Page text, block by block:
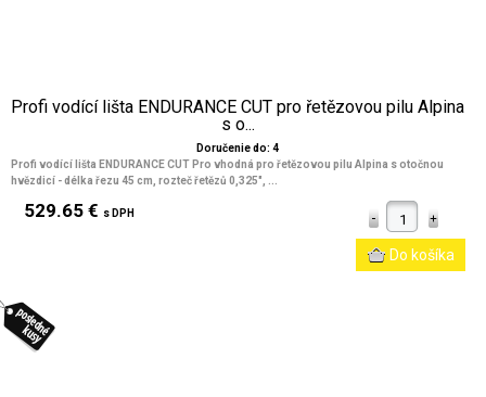
Profi vodící lišta ENDURANCE CUT pro řetězovou pilu Alpina
s o...
Doručenie do: 4
Profi vodící lišta ENDURANCE CUT Pro vhodná pro řetězovou pilu Alpina s otočnou
hvězdicí - délka řezu 45 cm, rozteč řetězů 0,325", ...
529.65 € s DPH